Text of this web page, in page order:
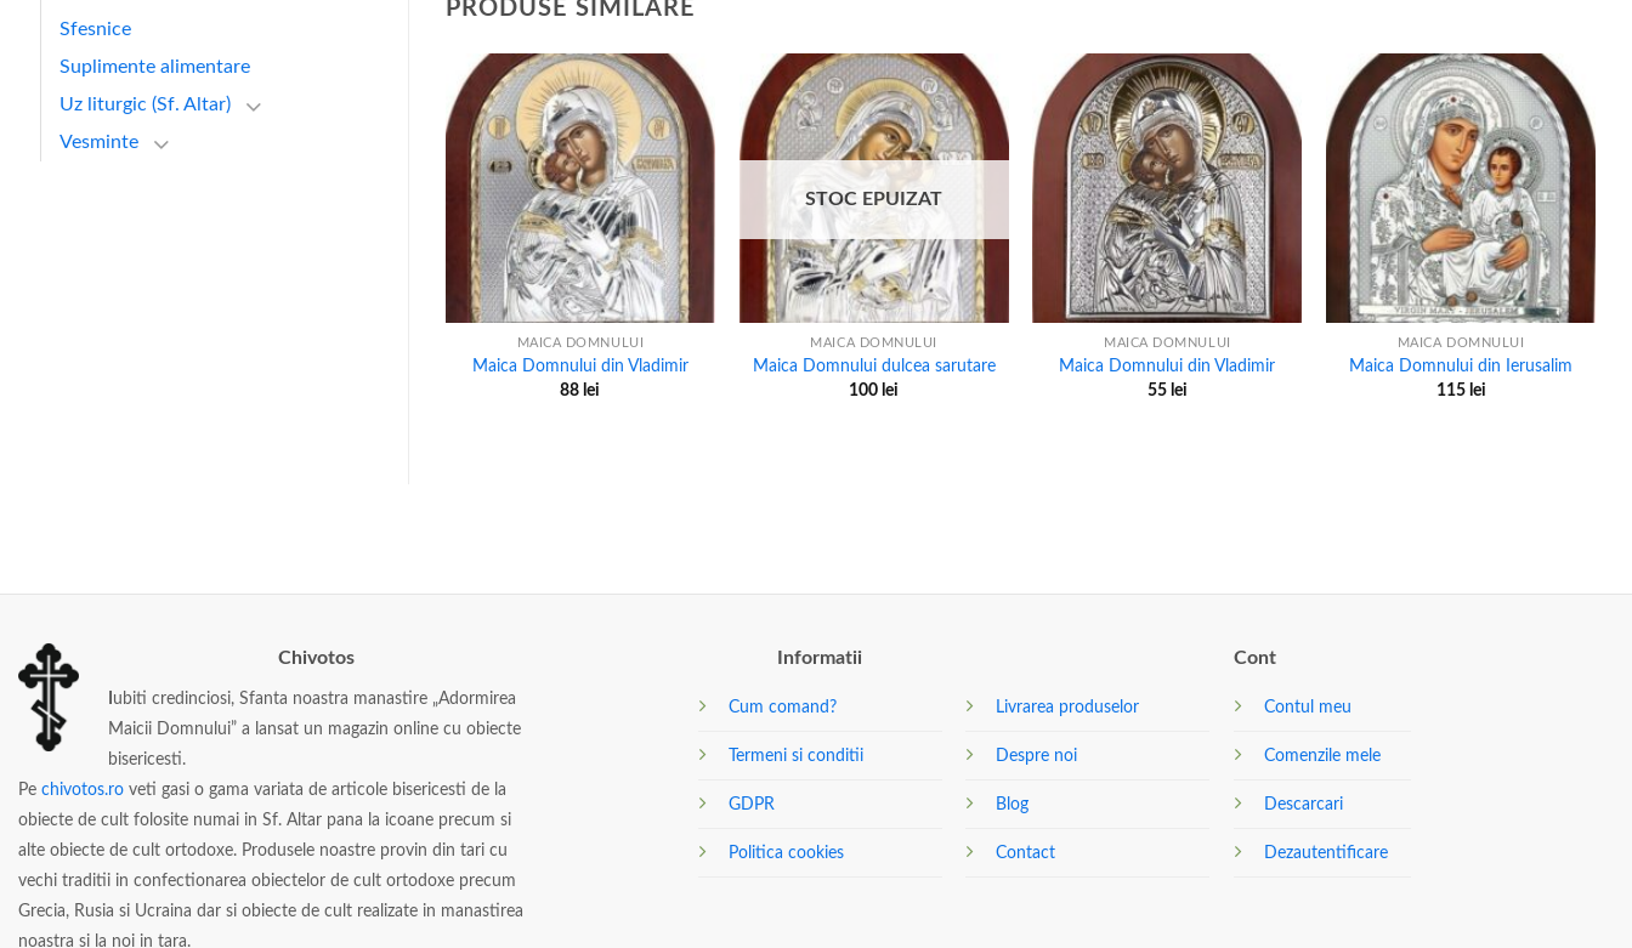
Sfesnice
Suplimente alimentare
Uz liturgic (Sf. Altar)
Vesminte
PRODUSE SIMILARE
+
MAICA DOMNULUI
Maica Domnului din Vladimir
88 lei
+
STOC EPUIZAT
MAICA DOMNULUI
Maica Domnului dulcea sarutare
100 lei
MAICA DOMNULUI
Maica Domnului din Vladimir
55 lei
+
MAICA DOMNULUI
Maica Domnului din Ierusalim
115 lei
Chivotos
ubiti credinciosi, Sfanta noastra manastire „Adormirea
Maicii Domnului” a lansat un magazin online cu obiecte
bisericesti.
Pe chivotos.ro veti gasi o gama variata de articole bisericesti de la
obiecte de cult folosite numai in Sf. Altar pana la icoane precum si
alte obiecte de cult ortodoxe. Produsele noastre provin din tari cu
vechi traditii in confectionarea obiectelor de cult ortodoxe precum
Grecia, Rusia si Ucraina dar si obiecte de cult realizate in manastirea
noastra si la noi in tara.
Informatii
Cum comand?
Termeni si conditii
GDPR
Politica cookies
Livrarea produselor
Despre noi
Blog
Contact
Cont
Contul meu
Comenzile mele
Descarcari
Dezautentificare